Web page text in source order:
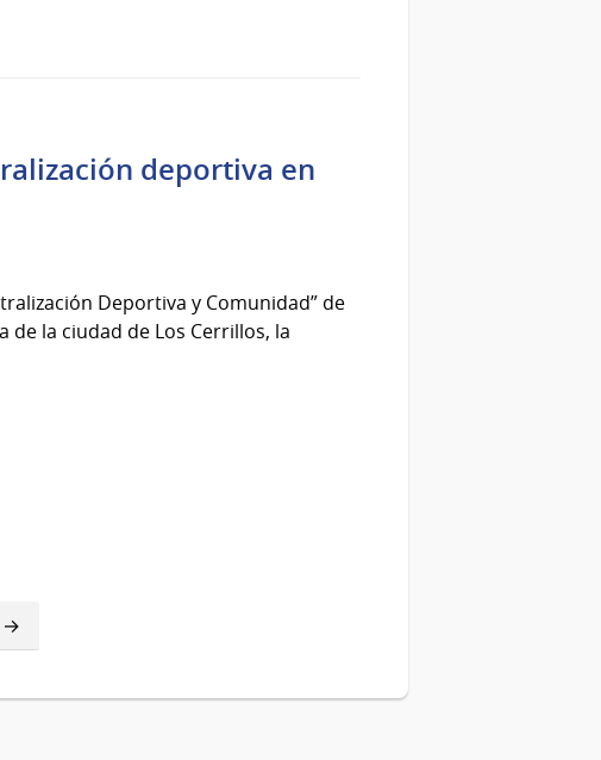
deportiva en
Deportiva y Comunidad” de
de la ciudad de Los Cerrillos, la